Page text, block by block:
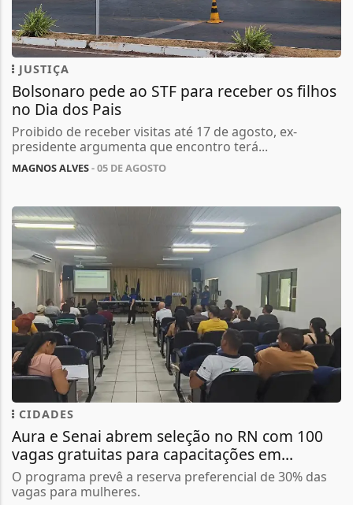
JUSTIÇA
Bolsonaro pede ao STF para receber os filhos
no Dia dos Pais
Proibido de receber visitas até 17 de agosto, ex-
presidente argumenta que encontro terá...
MAGNOS ALVES- 05 DE AGOSTO
CIDADES
Aura e Senai abrem seleção no RN com 100
vagas gratuitas para capacitações em...
O programa prevê a reserva preferencial de 30% das
vagas para mulheres.